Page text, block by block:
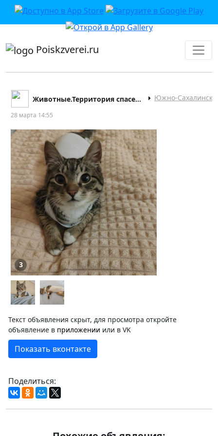
приложении или в VK">
Poiskzverei.ru
Животные.Территория спасения СРОО Южно-Сахалинск
28 марта 14:55
3
Текст объявления скрыт, для просмотра откройте
объявление в приложении или в VK
Показать вконтакте
Поделиться: